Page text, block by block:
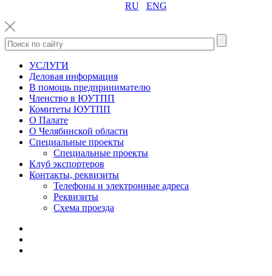
RU ENG
УСЛУГИ
Деловая информация
В помощь предпринимателю
Членство в ЮУТПП
Комитеты ЮУТПП
О Палате
О Челябинской области
Специальные проекты
Специальные проекты
Клуб экспортеров
Контакты, реквизиты
Телефоны и электронные адреса
Реквизиты
Схема проезда